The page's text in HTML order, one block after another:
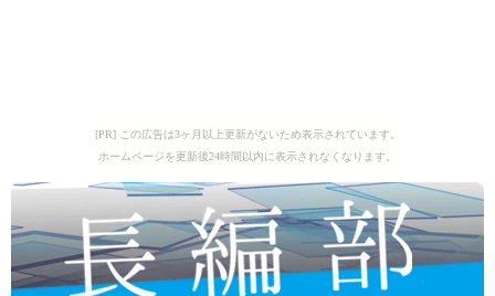
[PR] この広告は3ヶ月以上更新がないため表示されています。
ホームページを更新後24時間以内に表示されなくなります。